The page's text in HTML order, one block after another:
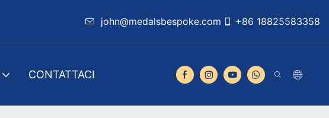
john@medalsbespoke.com +86 18825583358
CONTATTACI